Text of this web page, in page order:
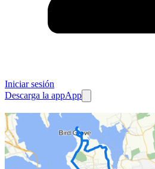
Iniciar sesión
Descarga la appApp